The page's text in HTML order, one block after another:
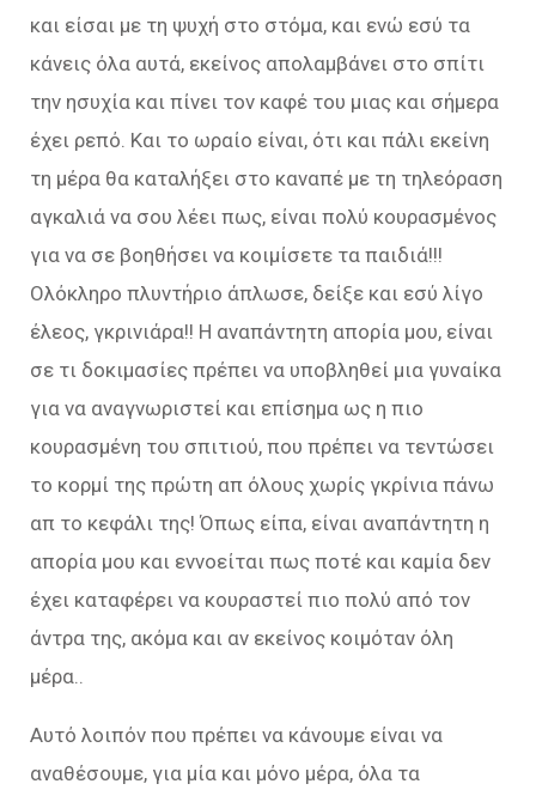
και είσαι με τη ψυχή στο στόμα, και ενώ εσύ τα
κάνεις όλα αυτά, εκείνος απολαμβάνει στο σπίτι
την ησυχία και πίνει τον καφέ του μιας και σήμερα
έχει ρεπό. Και το ωραίο είναι, ότι και πάλι εκείνη
τη μέρα θα καταλήξει στο καναπέ με τη τηλεόραση
αγκαλιά να σου λέει πως, είναι πολύ κουρασμένος
για να σε βοηθήσει να κοιμίσετε τα παιδιά!!!
Ολόκληρο πλυντήριο άπλωσε, δείξε και εσύ λίγο
έλεος, γκρινιάρα!! Η αναπάντητη απορία μου, είναι
σε τι δοκιμασίες πρέπει να υποβληθεί μια γυναίκα
για να αναγνωριστεί και επίσημα ως η πιο
κουρασμένη του σπιτιού, που πρέπει να τεντώσει
το κορμί της πρώτη απ όλους χωρίς γκρίνια πάνω
απ το κεφάλι της! Όπως είπα, είναι αναπάντητη η
απορία μου και εννοείται πως ποτέ και καμία δεν
έχει καταφέρει να κουραστεί πιο πολύ από τον
άντρα της, ακόμα και αν εκείνος κοιμόταν όλη
μέρα..
Αυτό λοιπόν που πρέπει να κάνουμε είναι να
αναθέσουμε, για μία και μόνο μέρα, όλα τα